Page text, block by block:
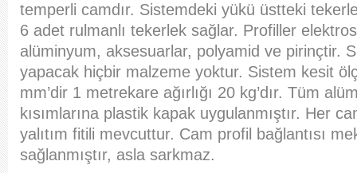
temperli camdır. Sistemdeki yükü üstteki
6 adet rulmanlı tekerlek sağlar. Profiller
alüminyum, aksesuarlar, polyamid ve pirinçtir.
yapacak hiçbir malzeme yoktur. Sistem kesit
mm’dir 1 metrekare ağırlığı 20 kg’dır. Tüm
kısımlarına plastik kapak uygulanmıştır. Her
yalıtım fitili mevcuttur. Cam profil bağlantısı
sağlanmıştır, asla sarkmaz.